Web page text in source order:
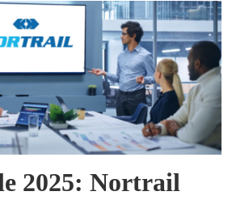
2025: Nortrail